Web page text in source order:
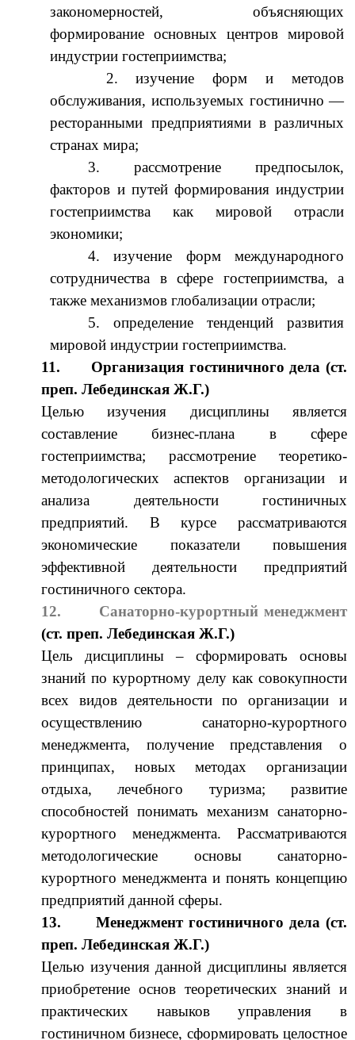
закономерностей, объясняющих
формирование основных центров мировой
индустрии гостеприимства;
2. изучение форм и методов
обслуживания, используемых гостинично —
ресторанными предприятиями в различных
странах мира;
3. рассмотрение предпосылок,
факторов и путей формирования индустрии
гостеприимства как мировой отрасли
экономики;
4. изучение форм международного
сотрудничества в сфере гостеприимства, а
также механизмов глобализации отрасли;
5. определение тенденций развития
мировой индустрии гостеприимства.
11.
Организация гостиничного дела (ст.
преп. Лебединская Ж.Г.)
Целью изучения дисциплины является
составление бизнес-плана в сфере
гостеприимства; рассмотрение теоретико-
методологических аспектов организации и
анализа деятельности гостиничных
предприятий. В курсе рассматриваются
экономические показатели повышения
эффективной деятельности предприятий
гостиничного сектора.
12.
Санаторно-курортный менеджмент
(ст. преп. Лебединская Ж.Г.)
Цель дисциплины – сформировать основы
знаний по курортному делу как совокупности
всех видов деятельности по организации и
осуществлению санаторно-курортного
менеджмента, получение представления о
принципах, новых методах организации
отдыха, лечебного туризма; развитие
способностей понимать механизм санаторно-
курортного менеджмента. Рассматриваются
методологические основы санаторно-
курортного менеджмента и понять концепцию
предприятий данной сферы.
13.
Менеджмент гостиничного дела (ст.
преп. Лебединская Ж.Г.)
Целью изучения данной дисциплины является
приобретение основ теоретических знаний и
практических навыков управления в
гостиничном бизнесе, сформировать целостное